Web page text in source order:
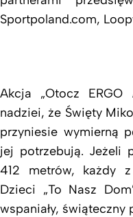
Sportpoland.com,
Akcja „Otocz ERGO
nadziei, że Święty
przyniesie wymierną
jej potrzebują. Jeżeli
412 metrów, każdy
Dzieci „To Nasz
wspaniały, świąteczny